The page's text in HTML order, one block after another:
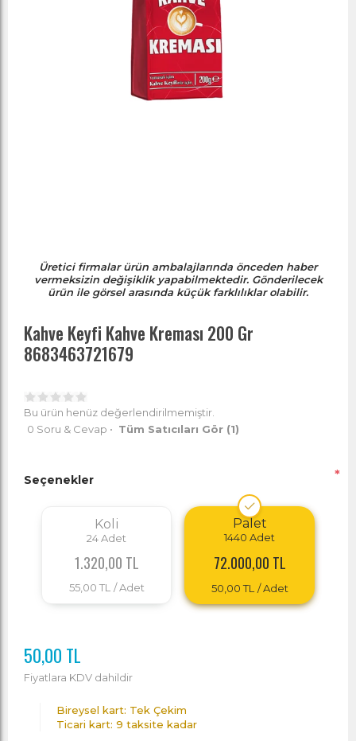
Üretici firmalar ürün ambalajlarında önceden haber
vermeksizin değişiklik yapabilmektedir. Gönderilecek
ürün ile görsel arasında küçük farklılıklar olabilir.
Kahve Keyfi Kahve Kreması 200 Gr
8683463721679
Bu ürün henüz değerlendirilmemiştir.
0 Soru & Cevap • Tüm Satıcıları Gör (1)
Seçenekler *
Koli
24Adet
1.320,00 TL
55,00 TL / Adet
Palet
1440 Adet
72.000,00 TL
50,00 TL / Adet
50,00 TL
Fiyatlara KDV dahildir
Bireysel kart: Tek Çekim
Ticari kart: 9 taksite kadar